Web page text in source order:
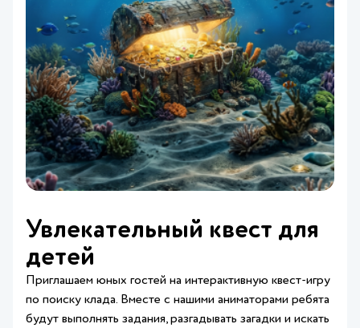
Увлекательный квест для
детей
Приглашаем юных гостей на интерактивную квест‑игру
по поиску клада. Вместе с нашими аниматорами ребята
будут выполнять задания, разгадывать загадки и искать